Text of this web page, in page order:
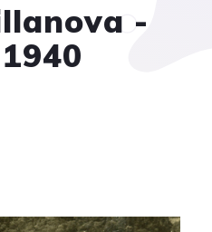
-